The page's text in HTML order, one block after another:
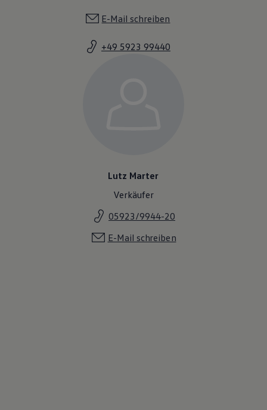
E-Mail schreiben
+49 5923 99440
Lutz Marter
Verkäufer
05923/9944-20
E-Mail schreiben